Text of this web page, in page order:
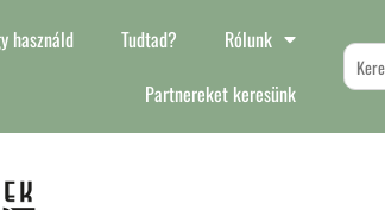
használd Tudtad?
Rólunk
Partnereket keresünk